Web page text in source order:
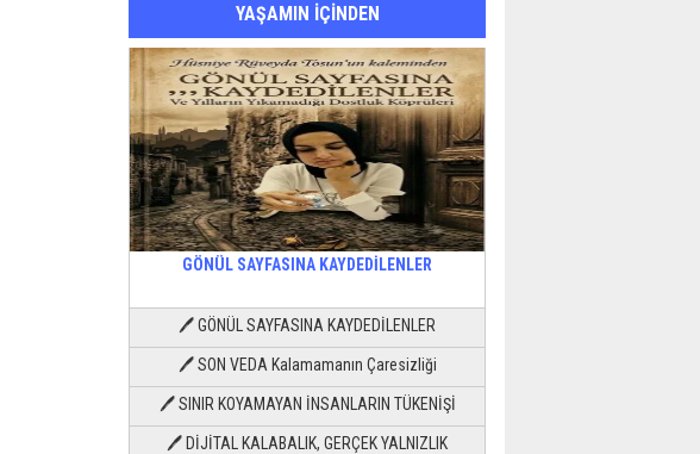
YAŞAMIN İÇİNDEN
GÖNÜL SAYFASINA KAYDEDİLENLER
🖊 GÖNÜL SAYFASINA KAYDEDİLENLER
🖊 SON VEDA Kalamamanın Çaresizliği
🖊 SINIR KOYAMAYAN İNSANLARIN TÜKENİŞİ
🖊 DİJİTAL KALABALIK, GERÇEK YALNIZLIK